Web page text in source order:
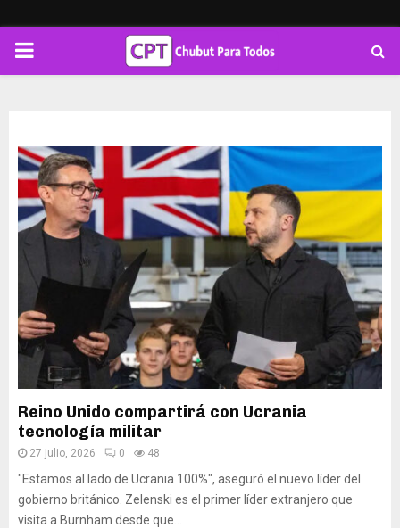
PRIMARY
Reino Unido compartirá con Ucrania
tecnología militar
27 julio, 2026 0 48
"Estamos al lado de Ucrania 100%", aseguró el nuevo líder del
gobierno británico. Zelenski es el primer líder extranjero que
visita a Burnham desde que...